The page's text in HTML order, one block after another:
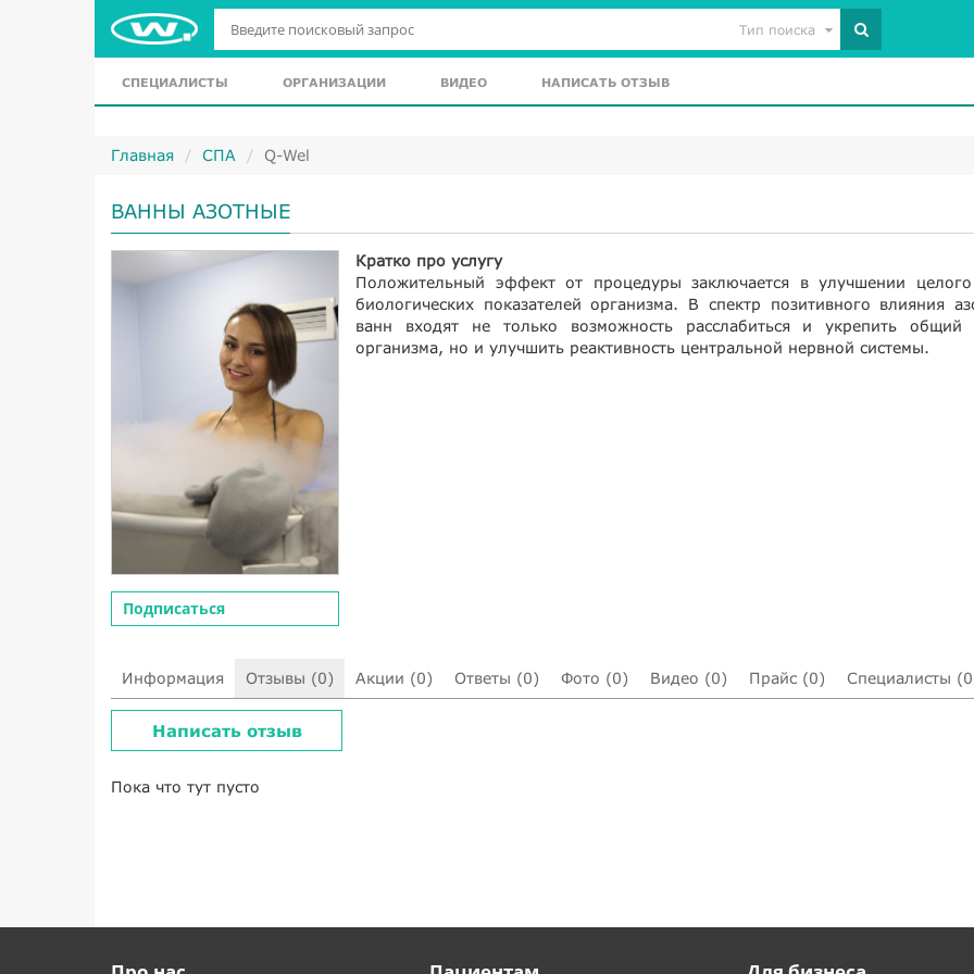
Тип поиска
СПЕЦИАЛИСТЫ ОРГАНИЗАЦИИ ВИДЕО НАПИСАТЬ ОТЗЫВ
Главная СПА Q-Wel
ВАННЫ АЗОТНЫЕ
Подписаться
Кратко про услугу
Положительный эффект от процедуры заключается в улучшении
биологических показателей организма. В спектр позитивного влияния
ванн входят не только возможность расслабиться и укрепить общий
организма, но и улучшить реактивность центральной нервной системы.
Информация Отзывы (0) Акции (0) Ответы (0) Фото (0) Видео (0) Прайс (0) Специалисты
Написать отзыв
Пока что тут пусто